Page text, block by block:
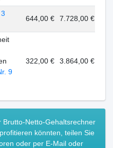
644,00 € 7.728,00 €
9
322,00 € 3.864,00 €
Netto-Gehaltsrechner
könnten, teilen Sie
oder per E-Mail oder